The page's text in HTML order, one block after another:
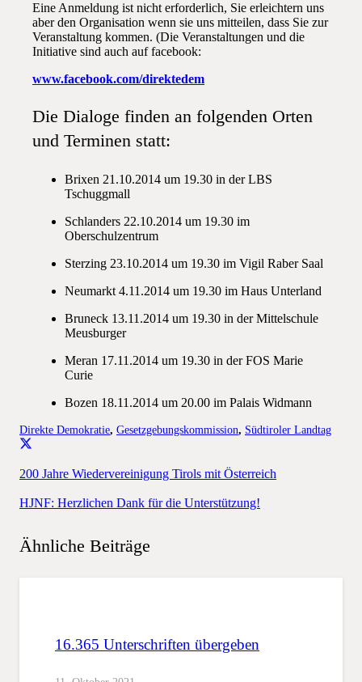
Eine Anmeldung ist nicht erforderlich, Sie erleichtern uns
aber den Organisation wenn sie uns mitteilen, dass Sie zur
Veranstaltung kommen. (Die Veranstaltungen und die
Initiative sind auch auf facebook:
www.facebook.com/direktedem
Die Dialoge finden an folgenden Orten
und Terminen statt:
Brixen 21.10.2014 um 19.30 in der LBS
Tschuggmall
Schlanders 22.10.2014 um 19.30 im
Oberschulzentrum
Sterzing 23.10.2014 um 19.30 im Vigil Raber Saal
Neumarkt 4.11.2014 um 19.30 im Haus Unterland
Bruneck 13.11.2014 um 19.30 in der Mittelschule
Meusburger
Meran 17.11.2014 um 19.30 in der FOS Marie
Curie
Bozen 18.11.2014 um 20.00 im Palais Widmann
Direkte Demokratie, Gesetzgebungskommission, Südtiroler Landtag
200 Jahre Wiedervereinigung Tirols mit Österreich
HJNF: Herzlichen Dank für die Unterstützung!
Ähnliche Beiträge
16.365 Unterschriften übergeben